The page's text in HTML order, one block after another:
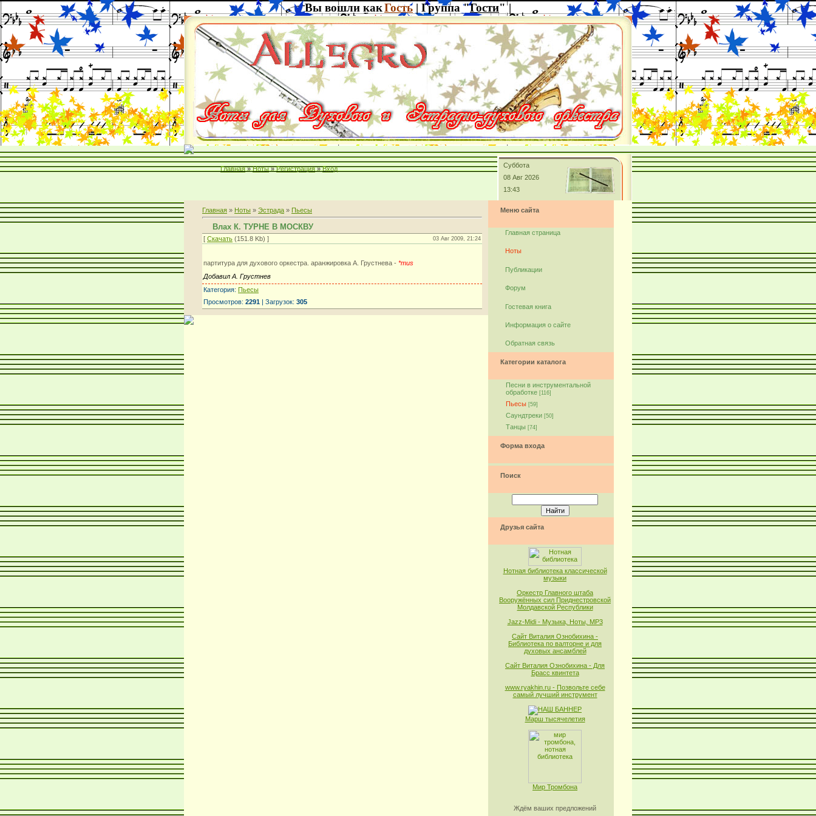
Вы вошли какГость | Группа "Гости" |
Главная » Ноты » Регистрация » Вход
Суббота
08 Авг 2026
13:43
Главная » Ноты » Эстрада » Пьесы
Влах К. ТУРНЕ В МОСКВУ
[ Скачать (151.8 Kb) ] 03 Авг 2009, 21:24
партитура для духового оркестра. аранжировка А. Грустнева - *mus
Добавил А. Грустнев
Категория: Пьесы
Просмотров: 2291 | Загрузок: 305
Меню сайта
Главная страница
Ноты
Публикации
Форум
Гостевая книга
Информация о сайте
Обратная связь
Категории каталога
Песни в инструментальной
обработке [116]
Пьесы [59]
Саундтреки [50]
Танцы [74]
Форма входа
Поиск
Друзья сайта
Нотная библиотека классической
музыки
Оркестр Главного штаба
Вооружённых сил Приднестровской
Молдавской Республики
Jazz-Midi - Музыка, Ноты, MP3
Сайт Виталия Ознобихина -
Библиотека по валторне и для
духовых ансамблей
Сайт Виталия Ознобихина - Для
Брасс квинтета
www.ryakhin.ru - Позвольте себе
самый лучший инструмент
Марш тысячелетия
Мир Тромбона
Ждём ваших предложений